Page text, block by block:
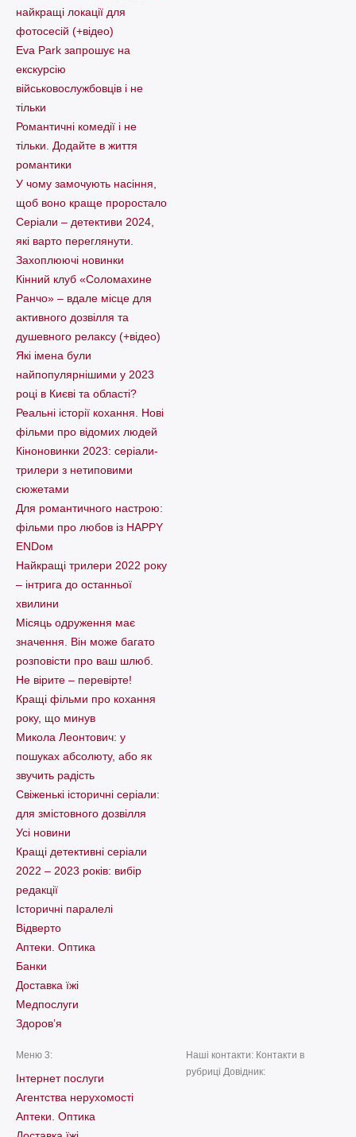
найкращі локації для
фотосесій (+відео)
Eva Park запрошує на
екскурсію
військовослужбовців і не
тільки
Романтичні комедії і не
тільки. Додайте в життя
романтики
У чому замочують насіння,
щоб воно краще проростало
Серіали – детективи 2024,
які варто пеpеглянути.
Захоплюючі новинки
Кінний клуб «Соломахине
Ранчо» – вдале місце для
активного дозвілля та
душевного релаксу (+відео)
Які імена були
найпопулярнішими у 2023
році в Києві та області?
Реальні історії кохання. Нові
фільми про відомих людей
Кіноновинки 2023: серіали-
трилери з нетиповими
сюжетами
Для романтичного настрою:
фільми про любов із HAPPY
ENDом
Найкращі трилери 2022 року
– інтрига до останньої
хвилини
Місяць одруження має
значення. Він може багато
розповісти про ваш шлюб.
Не вірите – перевірте!
Кращі фільми про кохання
року, що минув
Микола Леонтович: у
пошуках абсолюту, або як
звучить радість
Свіженькі історичні серіали:
для змістовного дозвілля
Усі новини
Кращі детективні серіали
2022 – 2023 років: вибір
редакції
Історичні паралелі
Відверто
Аптеки. Оптика
Банки
Доставка їжі
Медпослуги
Здоров’я
Меню 3:
Інтернет послуги
Агентства нерухомості
Аптеки. Оптика
Наші контакти: Контакти в
рубриці Довідник: